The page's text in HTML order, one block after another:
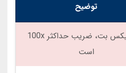
توضیح
در روبیکس بت، ضریب حداکثر 100x
است